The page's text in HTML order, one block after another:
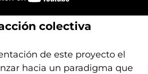
colectiva
de este proyecto el
hacia un paradigma que